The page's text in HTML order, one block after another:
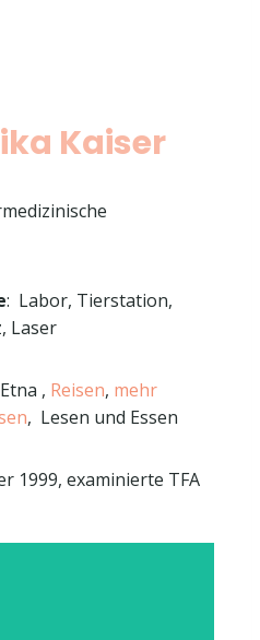
Kaiser
: Labor, Tierstation,
Laser
, Reisen, mehr
, Lesen und Essen
1999, examinierte TFA